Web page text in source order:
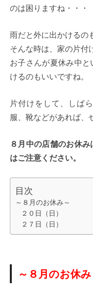
のは困りますね・・・
雨だと外に出かけるの
そんな時は、家の片付
お子さんが夏休み中
けるのもいいですね。
片付けをして、しば
服、靴などがあれば、
８月中の店舗のお休
はご注意ください。
目次
～８月のお休み～
２０日（日）
２７日（日）
～８月のお休み